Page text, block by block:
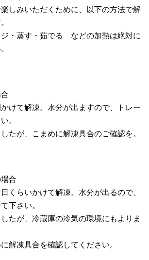
しみいただくために、以下の方法で解
・蒸す・茹でる などの加熱は絶対に
けて解凍。水分が出ますので、トレー
。
たが、こまめに解凍具合のご確認を。
合
くらいかけて解凍。水分が出るので、
下さい。
たが、冷蔵庫の冷気の環境にもよりま
解凍具合を確認してください。